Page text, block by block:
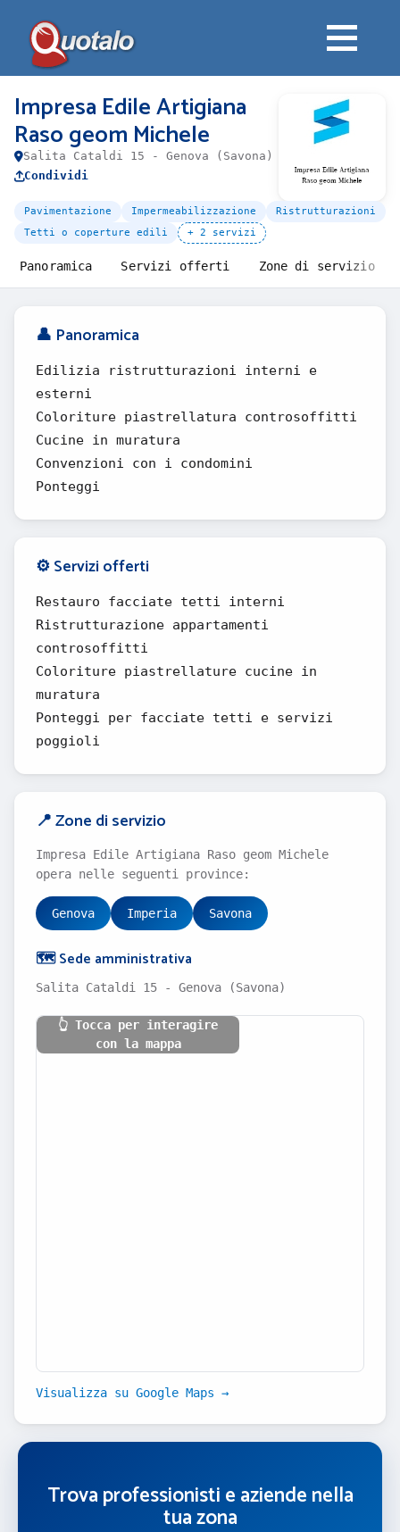
Impresa Edile Artigiana
Raso geom Michele
Salita Cataldi 15 - Genova (Savona)
Condividi
Pavimentazione Impermeabilizzazione
Ristrutturazioni
Tetti o coperture edili
+ 2 servizi
Panoramica Servizi offerti Zone di servizio
👤 Panoramica
Edilizia ristrutturazioni interni e
esterni
Coloriture piastrellatura controsoffitti
Cucine in muratura
Convenzioni con i condomini
Ponteggi
⚙️ Servizi offerti
Restauro facciate tetti interni
Ristrutturazione appartamenti
controsoffitti
Coloriture piastrellature cucine in
muratura
Ponteggi per facciate tetti e servizi
poggioli
📍 Zone di servizio
Impresa Edile Artigiana Raso geom Michele
opera nelle seguenti province:
Genova Imperia Savona
🗺️ Sede amministrativa
Salita Cataldi 15 - Genova (Savona)
👆 Tocca per interagire
con la mappa
Visualizza su Google Maps →
Trova professionisti e aziende nella
tua zona